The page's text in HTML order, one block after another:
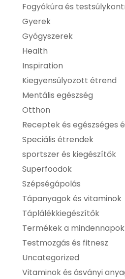
Fogyókúra és
Gyerek
Gyógyszerek
Health
Inspiration
Kiegyensúlyozott étrend
Mentális egészség
Otthon
Receptek és egészséges
Speciális étrendek
sportszer és kiegészítők
Superfoodok
Szépségápolás
Tápanyagok és vitaminok
Táplálékkiegészítők
Termékek a
Testmozgás és fitnesz
Uncategorized
Vitaminok és ásványi